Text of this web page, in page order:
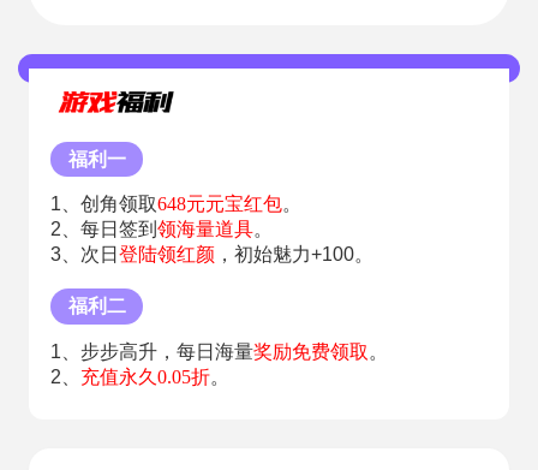
福利一
1、创角领取648元元宝红包。
2、每日签到 领海量道具。
3、次日 登陆领红颜，初始魅力+100。
福利二
1、步步高升，每日海量奖励免费领取 。
2、 充值永久0.05折。